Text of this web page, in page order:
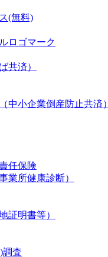
(無料)
ロゴマーク
共済）
中小企業倒産防止共済）
任保険
業所健康診断）
証明書等）
調査